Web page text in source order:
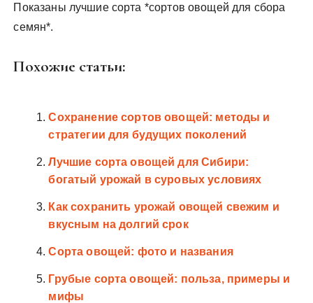
Показаны лучшие сорта *сортов овощей для сбора
семян*.
Похожие статьи:
Сохранение сортов овощей: методы и
стратегии для будущих поколений
Лучшие сорта овощей для Сибири:
богатый урожай в суровых условиях
Как сохранить урожай овощей свежим и
вкусным на долгий срок
Сорта овощей: фото и названия
Грубые сорта овощей: польза, примеры и
мифы